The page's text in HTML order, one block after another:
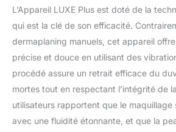
Confort et
Edge
exfoliation
épilation du
un
et de
de sécurité
mesure
L’Appareil LUXE Plus est doté de la
qui est la clé de son efficacité.
dermaplaning manuels, cet appareil
précise et douce en utilisant des
procédé assure un retrait efficace du
mortes tout en respectant l’intégrité de
utilisateurs rapportent que le maquillage
avec une fluidité étonnante, et que la